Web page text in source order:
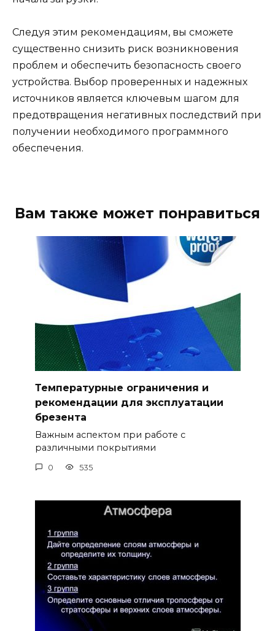
Следуя этим рекомендациям, вы сможете
существенно снизить риск возникновения
проблем и обеспечить безопасность своего
устройства. Выбор проверенных и надежных
источников является ключевым шагом для
предотвращения негативных последствий при
получении необходимого программного
обеспечения.
Вам также может понравиться
Температурные ограничения и
рекомендации для эксплуатации
брезента
Важным аспектом при работе с
различными покрытиями
0 535